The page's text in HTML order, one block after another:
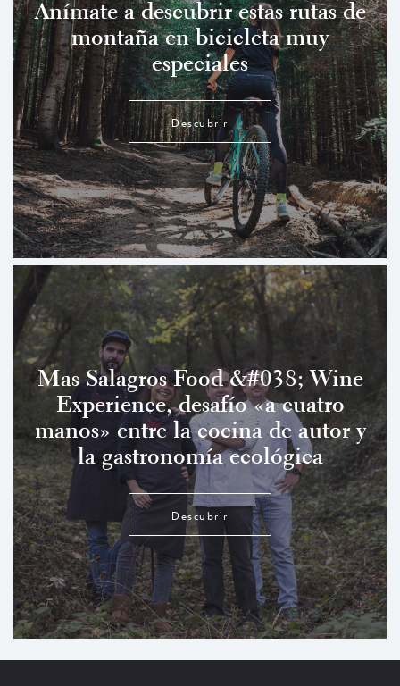
Anímate a descubrir estas rutas de
montaña en bicicleta muy
especiales
Descubrir
Mas Salagros Food &#038; Wine
Experience, desafío «a cuatro
manos» entre la cocina de autor y
la gastronomía ecológica
Descubrir